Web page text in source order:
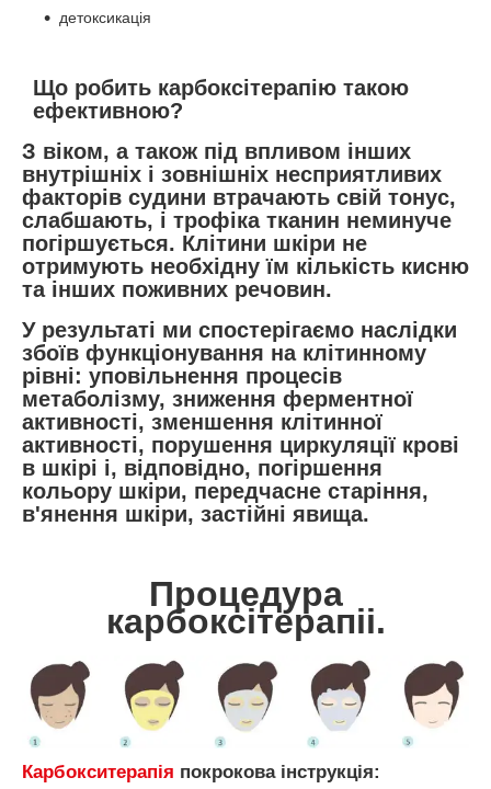
детоксикація
Що робить карбоксітерапію такою
ефективною?
З віком, а також під впливом інших
внутрішніх і зовнішніх несприятливих
факторів судини втрачають свій тонус,
слабшають, і трофіка тканин неминуче
погіршується. Клітини шкіри не
отримують необхідну їм кількість кисню
та інших поживних речовин.
У результаті ми спостерігаємо наслідки
збоїв функціонування на клітинному
рівні: уповільнення процесів
метаболізму, зниження ферментної
активності, зменшення клітинної
активності, порушення циркуляції крові
в шкірі і, відповідно, погіршення
кольору шкіри, передчасне старіння,
в'янення шкіри, застійні явища.
Процедура
карбоксітерапіі.
Карбокситерапія покрокова інструкція: